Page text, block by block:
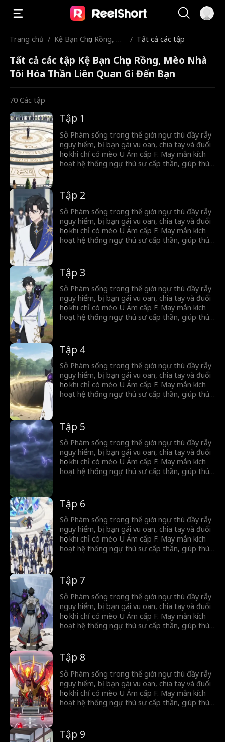
Trang chủ / Kệ Bạn Chọn Rồng, M
Liên Quan Gì Đến Bạn
/ Tất cả các tập
Tất cả các tập Kệ Bạn Chọn Rồng, Mèo Nhà
Tôi Hóa Thần Liên Quan Gì Đến Bạn
70 Các tập
Tập 1
Sở Phàm sống trong thế giới ngự thú đầy rẫy
nguy hiểm, bị bạn gái vu oan, chia tay và đuổi
học khi chỉ có mèo U Ám cấp F. May mắn kích
hoạt hệ thống ngự thú sư cấp thần, giúp thú
khao khát trở thành thần.
Tập 2
Sở Phàm sống trong thế giới ngự thú đầy rẫy
nguy hiểm, bị bạn gái vu oan, chia tay và đuổi
học khi chỉ có mèo U Ám cấp F. May mắn kích
hoạt hệ thống ngự thú sư cấp thần, giúp thú
khao khát trở thành thần.
Tập 3
Sở Phàm sống trong thế giới ngự thú đầy rẫy
nguy hiểm, bị bạn gái vu oan, chia tay và đuổi
học khi chỉ có mèo U Ám cấp F. May mắn kích
hoạt hệ thống ngự thú sư cấp thần, giúp thú
khao khát trở thành thần.
Tập 4
Sở Phàm sống trong thế giới ngự thú đầy rẫy
nguy hiểm, bị bạn gái vu oan, chia tay và đuổi
học khi chỉ có mèo U Ám cấp F. May mắn kích
hoạt hệ thống ngự thú sư cấp thần, giúp thú
khao khát trở thành thần.
Tập 5
Sở Phàm sống trong thế giới ngự thú đầy rẫy
nguy hiểm, bị bạn gái vu oan, chia tay và đuổi
học khi chỉ có mèo U Ám cấp F. May mắn kích
hoạt hệ thống ngự thú sư cấp thần, giúp thú
khao khát trở thành thần.
Tập 6
Sở Phàm sống trong thế giới ngự thú đầy rẫy
nguy hiểm, bị bạn gái vu oan, chia tay và đuổi
học khi chỉ có mèo U Ám cấp F. May mắn kích
hoạt hệ thống ngự thú sư cấp thần, giúp thú
khao khát trở thành thần.
Tập 7
Sở Phàm sống trong thế giới ngự thú đầy rẫy
nguy hiểm, bị bạn gái vu oan, chia tay và đuổi
học khi chỉ có mèo U Ám cấp F. May mắn kích
hoạt hệ thống ngự thú sư cấp thần, giúp thú
khao khát trở thành thần.
Tập 8
Sở Phàm sống trong thế giới ngự thú đầy rẫy
nguy hiểm, bị bạn gái vu oan, chia tay và đuổi
học khi chỉ có mèo U Ám cấp F. May mắn kích
hoạt hệ thống ngự thú sư cấp thần, giúp thú
khao khát trở thành thần.
Tập 9